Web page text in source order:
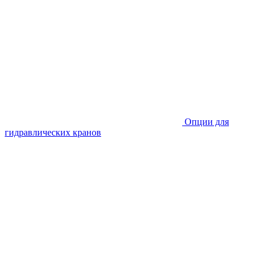
Опции для
гидравлических кранов